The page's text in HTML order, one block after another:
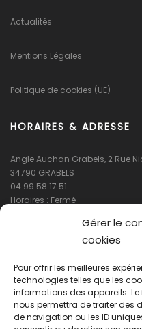
Gérer le
cookies
Pour offrir les meilleures
technologies telles que les
informations des appareils.
nous permettra de traiter des
de navigation ou les ID
Actualités
Mentions Légales
Politique de cookies (UE)
HORAIRES & ADRESSE
Angle Auchan Grabels, 2 Rue
34790 GRABELS
04 99 58 17 51
Horaires : Fermé
Cliquez pour